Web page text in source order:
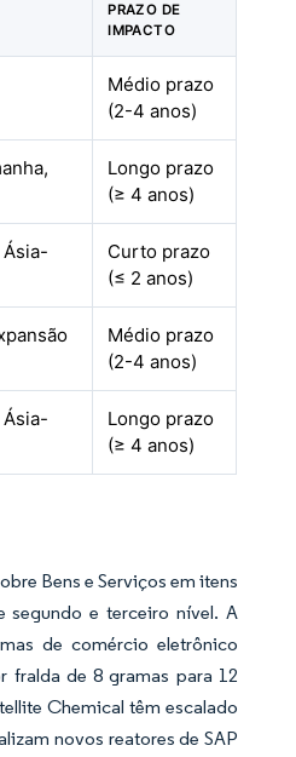
PRAZO DE
IMPACTO
Médio prazo
(2-4 anos)
Longo prazo
(≥ 4 anos)
Curto prazo
(≤ 2 anos)
Médio prazo
(2-4 anos)
Longo prazo
(≥ 4 anos)
Bens e Serviços em itens
segundo e terceiro nível. A
de comércio eletrônico
fralda de 8 gramas para 12
Chemical têm escalado
novos reatores de SAP